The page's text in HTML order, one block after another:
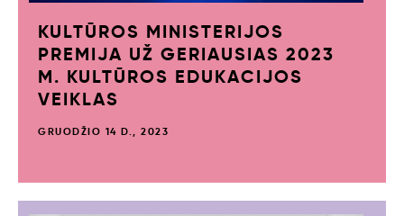
KULTŪROS MINISTERIJOS
PREMIJA UŽ GERIAUSIAS 2023
M. KULTŪROS EDUKACIJOS
VEIKLAS
GRUODŽIO 14 D., 2023